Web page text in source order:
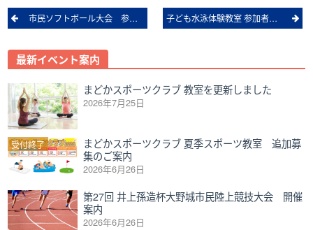
Post
navigation
市民ソフトボール大会 参加チーム募集 子ども水泳体験教室 参加者募集
最新イベント案内
まどかスポーツクラブ 教室を更新しました
2026年7月25日
受付終了
まどかスポーツクラブ 夏季スポーツ教室 追加募
集のご案内
2026年6月26日
第27回 井上孫造杯大野城市民陸上競技大会 開催
案内
2026年6月26日